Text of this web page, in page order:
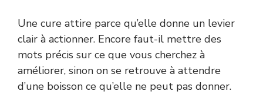
Une cure attire parce qu’elle donne un levier
clair à actionner. Encore faut-il mettre des
mots précis sur ce que vous cherchez à
améliorer, sinon on se retrouve à attendre
d’une boisson ce qu’elle ne peut pas donner.